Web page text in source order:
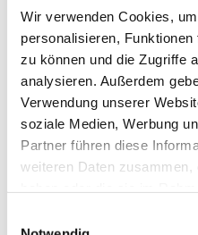
Wir verwenden Cookies,
personalisieren,
zu können und die Zugriffe
analysieren. Außerdem
Verwendung unserer
soziale Medien, Werbung
Partner führen diese
weiteren Daten zusammen,
Bohnengeschichten
Mitteilungen aus dem
Ältere Ausgaben vor 1990
wenden!
Detailinfo ...
Anbieter:Stadtmuseum Wels